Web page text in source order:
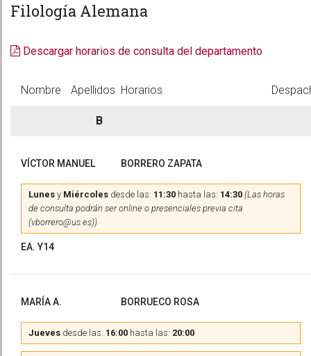
Filología Alemana
Descargar horarios de consulta del departamento
Nombre Apellidos Horarios
B
VÍCTOR MANUEL BORRERO ZAPATA
Lunes y Miércoles desde las: 11:30 hasta las: 14:30 (Las horas
de consulta podrán ser online o presenciales previa cita
(vborrero@us.es))
EA. Y14
MARÍA A. BORRUECO ROSA
Jueves desde las: 16:00 hasta las: 20:00